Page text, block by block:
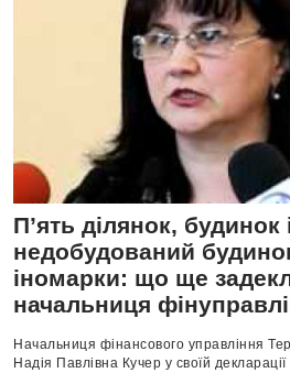
П’ять ділянок, будинок
недобудований
іномарки: що ще
начальниця
Начальниця фінансового управління
Надія Павлівна Кучер у своїй